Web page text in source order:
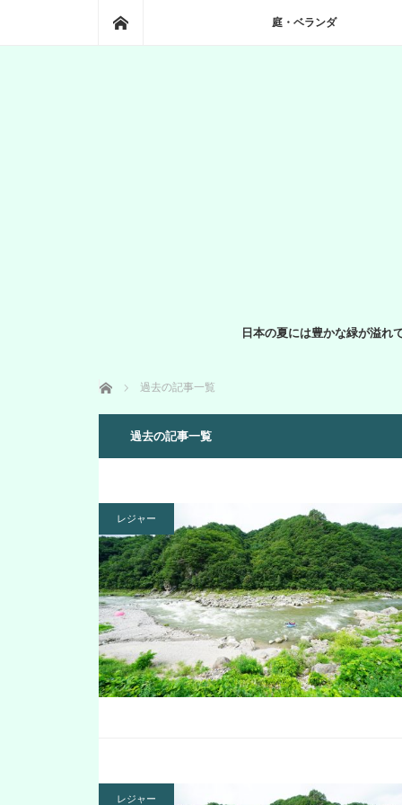
庭・ベランダ
日本の夏には豊かな緑が溢れ
ホーム 過去の記事一覧
過去の記事一覧
レジャー
レジャー